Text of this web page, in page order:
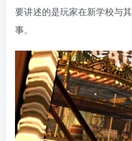
要讲述的是玩家在新学校与
事。